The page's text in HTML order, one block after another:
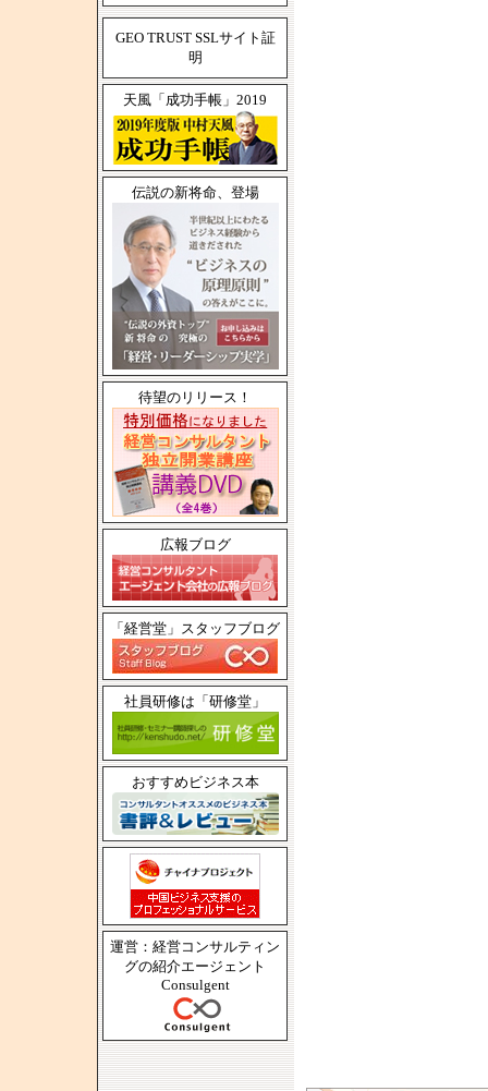
GEO TRUST SSLサイト証
明
天風「成功手帳」2019
伝説の新将命、登場
待望のリリース！
広報ブログ
「経営堂」スタッフブログ
社員研修は「研修堂」
おすすめビジネス本
運営：経営コンサルティン
グの紹介エージェント
Consulgent